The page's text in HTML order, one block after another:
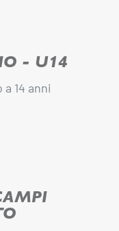
- U14
14 anni